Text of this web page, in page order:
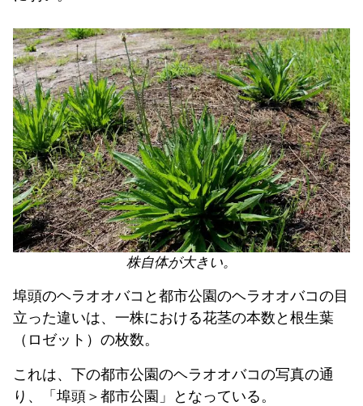
株自体が大きい。
埠頭のヘラオオバコと都市公園のヘラオオバコの目
立った違いは、一株における花茎の本数と根生葉
（ロゼット）の枚数。
これは、下の都市公園のヘラオオバコの写真の通
り、「埠頭＞都市公園」となっている。